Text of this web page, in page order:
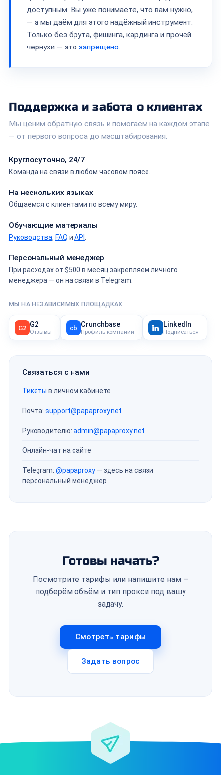
доступным. Вы уже понимаете, что вам нужно,
— а мы даём для этого надёжный инструмент.
Только без брута, фишинга, кардинга и прочей
чернухи — это запрещено.
Поддержка и забота о клиентах
Мы ценим обратную связь и помогаем на каждом этапе
— от первого вопроса до масштабирования.
Круглосуточно, 24/7
Команда на связи в любом часовом поясе.
На нескольких языках
Общаемся с клиентами по всему миру.
Обучающие материалы
Руководства, FAQ и API
Персональный менеджер
При расходах от $500 в месяц закрепляем личного
менеджера — он на связи в Telegram.
МЫ НА НЕЗАВИСИМЫХ ПЛОЩАДКАХ
G2 G2
Отзывы
cb Crunchbase
Профиль компании
LinkedIn
Подписаться
Связаться с нами
Тикеты в личном кабинете
Почта: support@papaproxy.net
Руководителю: admin@papaproxy.net
Онлайн-чат на сайте
Telegram: @papaproxy— здесь на связи
персональный менеджер
Готовы начать?
Посмотрите тарифы или напишите нам —
подберём объём и тип прокси под вашу
задачу.
Смотреть тарифы
Задать вопрос